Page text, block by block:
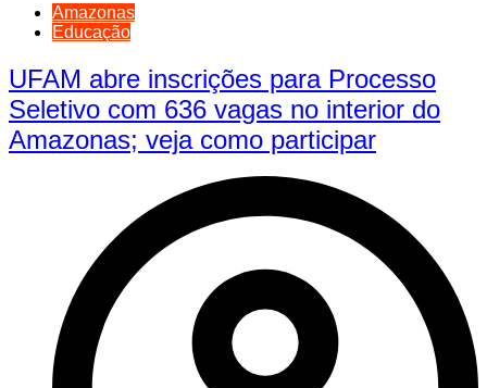
Amazonas
Educação
UFAM abre inscrições para Processo
Seletivo com 636 vagas no interior do
Amazonas; veja como participar